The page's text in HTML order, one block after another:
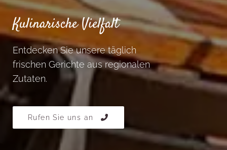
Kulinarische Vielfalt
Entdecken Sie unsere täglich
frischen Gerichte aus regionalen
Zutaten.
Rufen Sie uns an